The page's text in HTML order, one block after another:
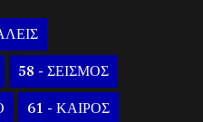
58 - ΣΕΙΣΜΟΣ
61 - ΚΑΙΡΟΣ